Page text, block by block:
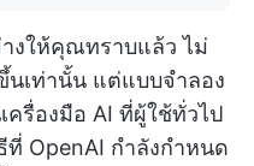
งให้คุณทราบแล้ว ไม่
นเท่านั้น แต่แบบจำลอง
ครื่องมือ AI ที่ผู้ใช้ทั่วไป
ที่ OpenAI กำลังกำหนด